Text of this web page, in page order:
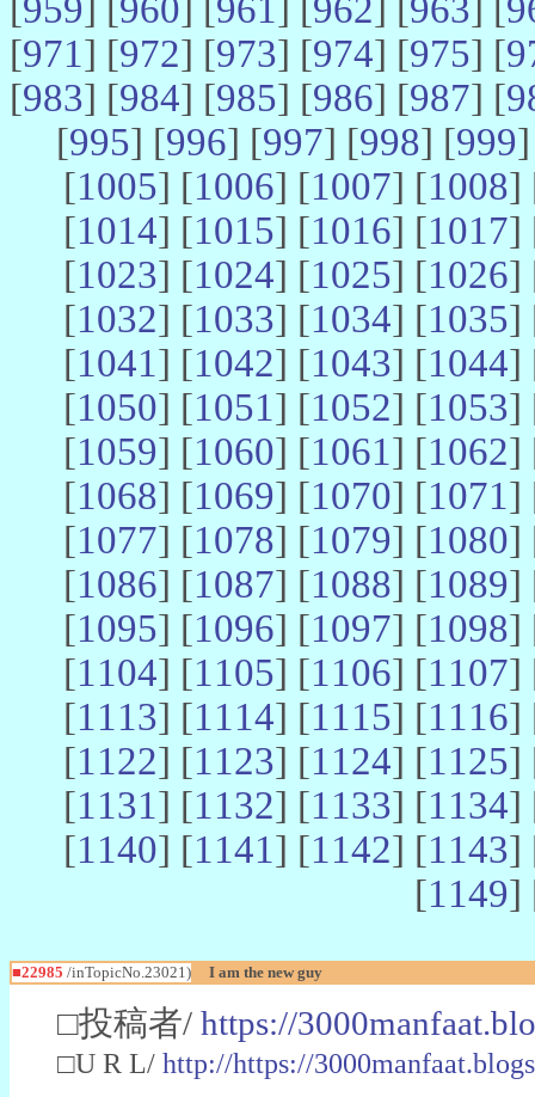
959 960 961 962 963
[971] [972] [973] [974] [975] [
[983] [984] [985] [986] [987] [
[995] [996] [997] [998] [999
[1005] [1006] [1007] [1008]
[1014] [1015] [1016] [1017]
[1023] [1024] [1025] [1026]
[1032] [1033] [1034] [1035]
[1041] [1042] [1043] [1044]
[1050] [1051] [1052] [1053]
[1059] [1060] [1061] [1062]
[1068] [1069] [1070] [1071]
[1077] [1078] [1079] [1080]
[1086] [1087] [1088] [1089]
[1095] [1096] [1097] [1098]
[1104] [1105] [1106] [1107]
[1113] [1114] [1115] [1116]
[1122] [1123] [1124] [1125]
[1131] [1132] [1133] [1134]
[1140] [1141] [1142] [1143]
[1149]
■22985 /inTopicNo.23021) I am the new guy
□投稿者/ https://
□U R L/ http://https://